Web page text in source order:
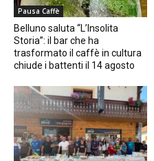
Pausa Caffè
Belluno saluta “L’Insolita
Storia”: il bar che ha
trasformato il caffè in cultura
chiude i battenti il 14 agosto